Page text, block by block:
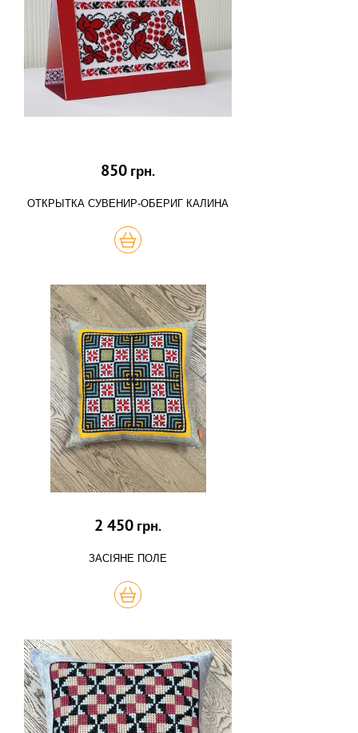
850 грн.
ОТКРЫТКА СУВЕНИР-ОБЕРИГ КАЛИНА
КУПИТЬ
2 450 грн.
ЗАСІЯНЕ ПОЛЕ
КУПИТЬ